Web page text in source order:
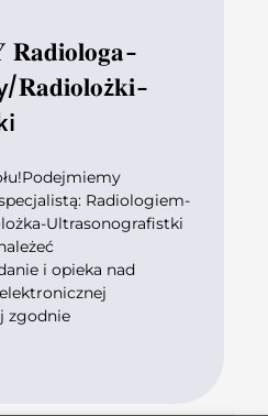
Radiologiem-
Ultrasonografistki
i opieka nad
zgodnie